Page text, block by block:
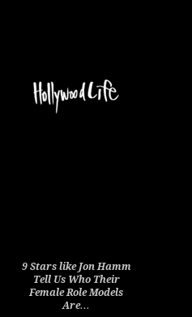
9 Stars like Jon Hamm
Tell Us Who Their
Female Role Models
Are…